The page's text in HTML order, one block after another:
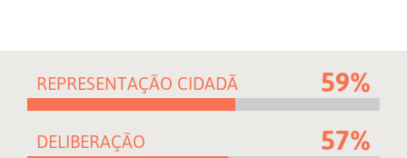
REPRESENTAÇÃO CIDADÃ 59%
DELIBERAÇÃO 57%